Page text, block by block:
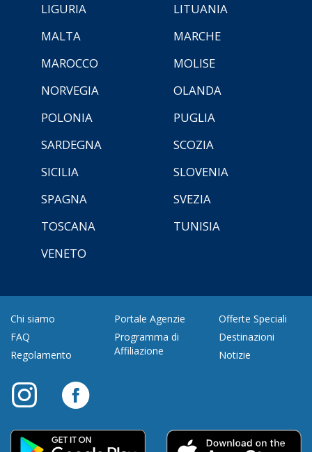
LIGURIA
LITUANIA
MALTA
MARCHE
MAROCCO
MOLISE
NORVEGIA
OLANDA
POLONIA
PUGLIA
SARDEGNA
SCOZIA
SICILIA
SLOVENIA
SPAGNA
SVEZIA
TOSCANA
TUNISIA
VENETO
Chi siamo
FAQ
Regolamento
Portale Agenzie
Programma di
Affiliazione
Offerte Speciali
Destinazioni
Notizie